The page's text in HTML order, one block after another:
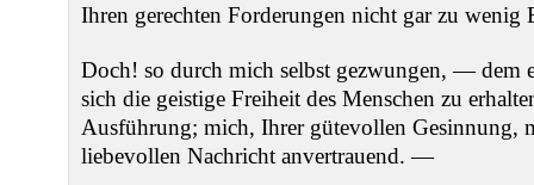
Ihren gerechten Forderungen nicht gar zu wenig
Doch! so durch mich selbst gezwungen, — dem
sich die geistige Freiheit des Menschen zu
Ausführung; mich, Ihrer gütevollen Gesinnung,
liebevollen Nachricht anvertrauend. —